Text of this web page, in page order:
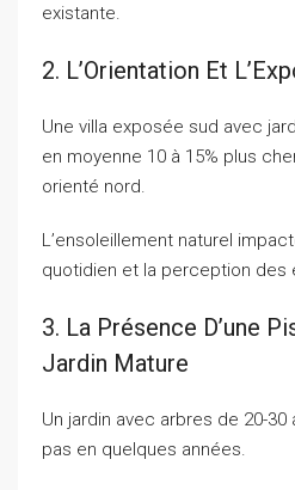
existante.
2. L’Orientation Et
Une villa exposée sud avec
en moyenne 10 à 15% plus
orienté nord.
L’ensoleillement naturel
quotidien et la perception des
3. La Présence D’une
Jardin Mature
Un jardin avec arbres de 20-
pas en quelques années.